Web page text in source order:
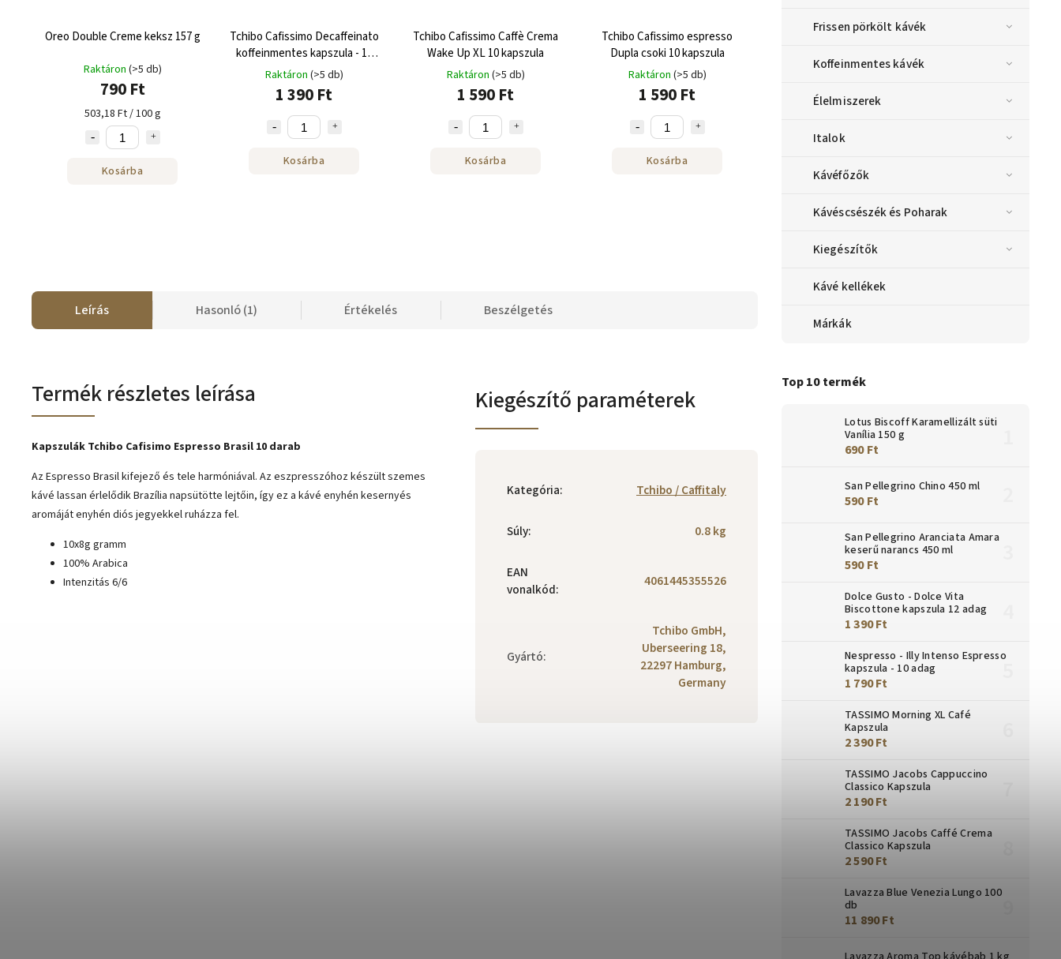
Frissen pörkölt kávék
Koffeinmentes kávék
Élelmiszerek
Italok
Kávéfőzők
Kávéscsészék és Poharak
Kiegészítők
Kávé kellékek
Márkák
Top 10 termék
Lotus Biscoff Karamellizált süti
Vanília 150 g
690 Ft
San Pellegrino Chino 450 ml
590 Ft
San Pellegrino Aranciata Amara
keserű narancs 450 ml
590 Ft
Dolce Gusto - Dolce Vita
Biscottone kapszula 12 adag
1 390 Ft
Nespresso - Illy Intenso Espresso
kapszula - 10 adag
1 790 Ft
TASSIMO Morning XL Café
Kapszula
2 390 Ft
TASSIMO Jacobs Cappuccino
Classico Kapszula
2 190 Ft
TASSIMO Jacobs Caffé Crema
Classico Kapszula
2 590 Ft
Lavazza Blue Venezia Lungo 100
db
11 890 Ft
Oreo Double Creme keksz 157 g
Raktáron (>5 db)
790 Ft
503,18 Ft / 100 g
Kosárba
Tchibo Cafissimo Decaffeinato
koffeinmentes kapszula - 10
adag
Raktáron (>5 db)
1 390 Ft
Kosárba
Tchibo Cafissimo Caffè Crema
Wake Up XL 10 kapszula
Raktáron (>5 db)
1 590 Ft
Kosárba
Tchibo Cafissimo espresso
Dupla csoki 10 kapszula
Raktáron (>5 db)
1 590 Ft
Kosárba
Leírás Hasonló (1) Értékelés Beszélgetés
Termék részletes leírása
Kapszulák Tchibo Cafisimo Espresso Brasil 10 darab
Az Espresso Brasil kifejező és tele harmóniával. Az eszpresszóhoz készült szemes
kávé lassan érlelődik Brazília napsütötte lejtőin, így ez a kávé enyhén kesernyés
aromáját enyhén diós jegyekkel ruházza fel.
10x8g gramm
100% Arabica
Intenzitás 6/6
Kiegészítő paraméterek
Kategória: Tchibo / Caffitaly
Súly: 0.8 kg
EAN
vonalkód: 4061445355526
Gyártó:
Tchibo GmbH,
Uberseering 18,
22297 Hamburg,
Germany